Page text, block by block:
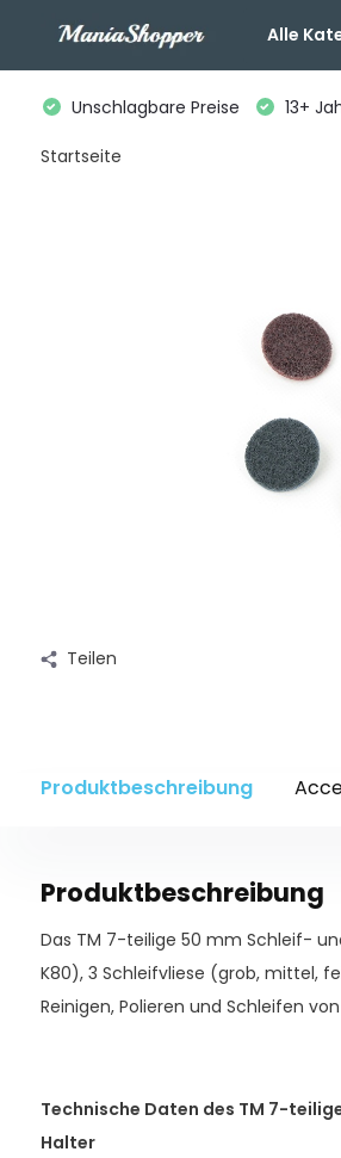
Alle
Unschlagbare Preise 13+
Startseite
Teilen
Produktbeschreibung
Produktbeschreibung
Das TM 7-teilige 50 mm Schleif-
K80), 3 Schleifvliese (grob, mittel,
Reinigen, Polieren und Schleifen
Technische Daten des TM 7-
Halter